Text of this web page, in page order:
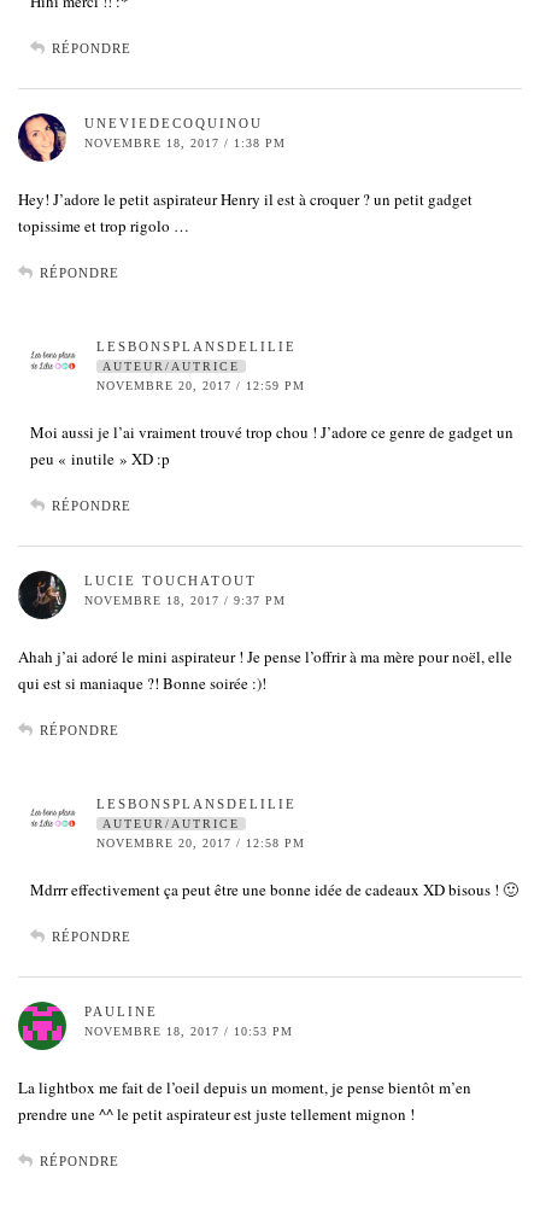
RÉPONDRE
UNEVIEDECOQUINOU
NOVEMBRE 18, 2017 / 1:38 PM
Hey! J’adore le petit aspirateur Henry il est à croquer ? un petit gadget
topissime et trop rigolo …
RÉPONDRE
LESBONSPLANSDELILIE
AUTEUR/AUTRICE
NOVEMBRE 20, 2017 / 12:59 PM
Moi aussi je l’ai vraiment trouvé trop chou ! J’adore ce genre de gadget un
peu « inutile » XD :p
RÉPONDRE
LUCIE TOUCHATOUT
NOVEMBRE 18, 2017 / 9:37 PM
Ahah j’ai adoré le mini aspirateur ! Je pense l’offrir à ma mère pour noël, elle
qui est si maniaque ?! Bonne soirée :)!
RÉPONDRE
LESBONSPLANSDELILIE
AUTEUR/AUTRICE
NOVEMBRE 20, 2017 / 12:58 PM
Mdrrr effectivement ça peut être une bonne idée de cadeaux XD bisous ! 🙂
RÉPONDRE
PAULINE
NOVEMBRE 18, 2017 / 10:53 PM
La lightbox me fait de l’oeil depuis un moment, je pense bientôt m’en
prendre une ^^ le petit aspirateur est juste tellement mignon !
RÉPONDRE